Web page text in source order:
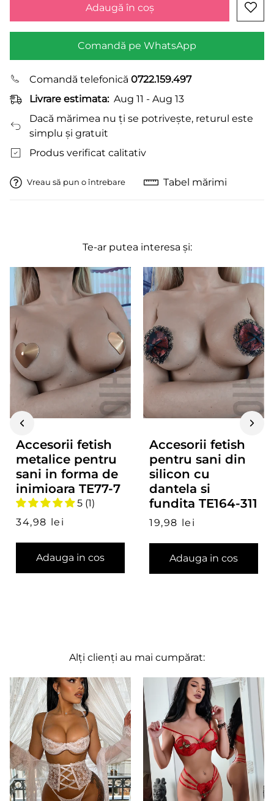
Adaugă în coş
Comandă pe WhatsApp
Comandă telefonică 0722.159.497
Livrare estimata: Aug 11 - Aug 13
Dacă mărimea nu ți se potrivește, returul este
simplu și gratuit
Produs verificat calitativ
Vreau să pun o întrebare Tabel mărimi
Te-ar putea interesa și:
Accesorii fetish
metalice pentru
sani in forma de
inimioara TE77-7
5 (1)
34,98 lei
Adauga in cos
Accesorii fetish
pentru sani din
silicon cu
dantela si
fundita TE164-311
19,98 lei
Adauga in cos
Alți clienți au mai cumpărat: